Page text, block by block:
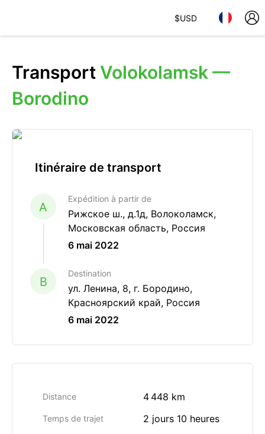
$USD
Transport Volokolamsk —
Borodino
Itinéraire de transport
A
Expédition à partir de
Рижское ш., д.1д, Волоколамск,
Московская область, Россия
6 mai 2022
B
Destination
ул. Ленина, 8, г. Бородино,
Красноярский край, Россия
6 mai 2022
Distance 4 448 km
Temps de trajet 2 jours 10 heures